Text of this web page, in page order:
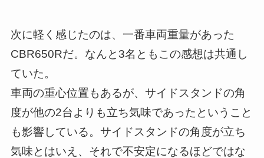
次に軽く感じたのは、一番車両重量があった
CBR650Rだ。なんと3名ともこの感想は共通し
ていた。
車両の重心位置もあるが、サイドスタンドの角
度が他の2台よりも立ち気味であったということ
も影響している。サイドスタンドの角度が立ち
気味とはいえ、それで不安定になるほどではな